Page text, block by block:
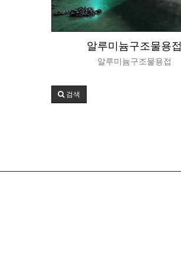
알루미늄구조물용접
알루미늄구조물용접
검색